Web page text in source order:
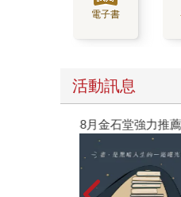
電子書
活動訊息
閱讀漫遊錄-2026